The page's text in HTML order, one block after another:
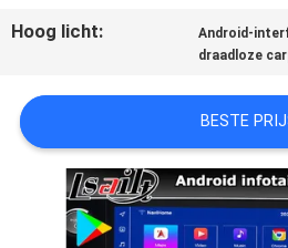
PRIVACY
Hoog licht: Android-
draadloze
BESTE